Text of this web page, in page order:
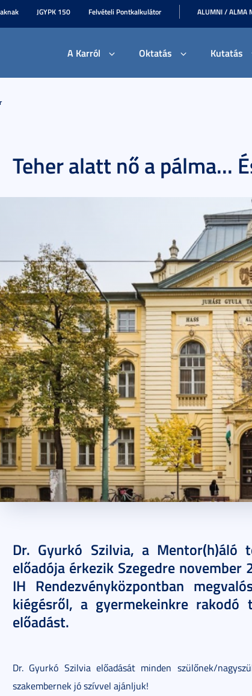
JGYPK 150 Felvételi Pontkalkulátor ALUMNI / ALMA
A Karról Oktatás Kutatás
Teher alatt nő a pálma...
Dr. Gyurkó Szilvia, a Mentor(h)áló
előadója érkezik Szegedre
IH Rendezvényközpontban
kiégésről, a gyermekeinkre
előadást.
Dr. Gyurkó Szilvia előadását minden szülőnek/
szakembernek jó szívvel ajánljuk!